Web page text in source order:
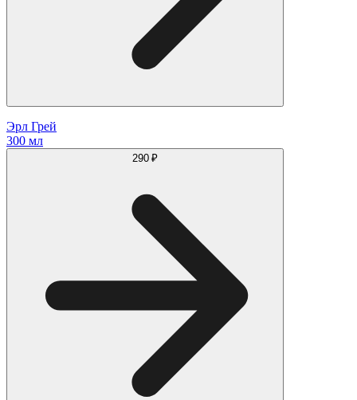
Эрл Грей
300 мл
290 ₽